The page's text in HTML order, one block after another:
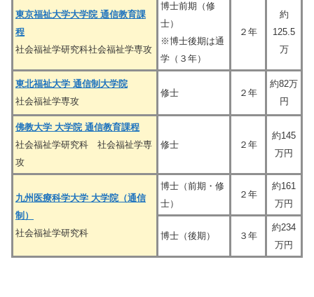
東京福祉大学大学院 通信教育課
程
社会福祉学研究科社会福祉学専攻
博士前期（修
士）
※博士後期は通
学（３年）
２年
約
125.5
万
東北福祉大学 通信制大学院
社会福祉学専攻
修士 ２年
約82万
円
佛教大学 大学院 通信教育課程
社会福祉学研究科 社会福祉学専
攻
修士 ２年
約145
万円
九州医療科学大学 大学院（通信
制）
社会福祉学研究科
博士（前期・修
士）
２年
約161
万円
博士（後期） ３年
約234
万円